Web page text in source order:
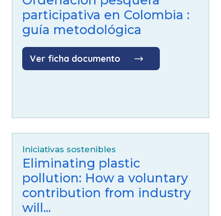
participativa en Colombia :
guía metodológica
Ver ficha documento
Iniciativas sostenibles
Eliminating plastic
pollution: How a voluntary
contribution from industry
will...